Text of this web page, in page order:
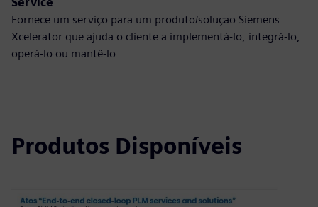
Fornece um serviço para um produto/solução Siemens
Xcelerator que ajuda o cliente a implementá-lo, integrá-lo,
operá-lo ou mantê-lo
Produtos Disponíveis